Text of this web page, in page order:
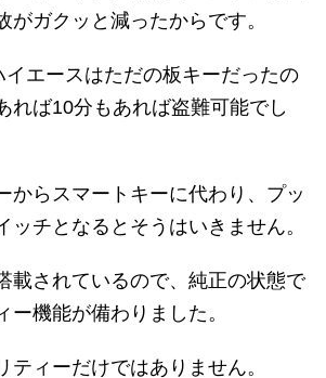
がガクッと減ったからです。
エースはただの板キーだったの
れば10分もあれば盗難可能でし
からスマートキーに代わり、プッ
ッチとなるとそうはいきません。
載されているので、純正の状態で
ー機能が備わりました。
ティーだけではありません。